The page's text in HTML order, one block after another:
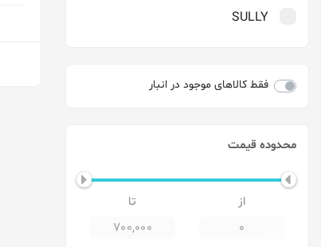
SULLY
فقط کالاهای موجود در انبار
محدوده قیمت